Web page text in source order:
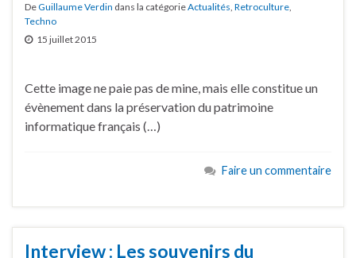
DeGuillaume Verdin dans la catégorieActualités, Retroculture,
Techno
15 juillet 2015
Cette image ne paie pas de mine, mais elle constitue un
évènement dans la préservation du patrimoine
informatique français (…)
Faire un commentaire
Interview : Les souvenirs du